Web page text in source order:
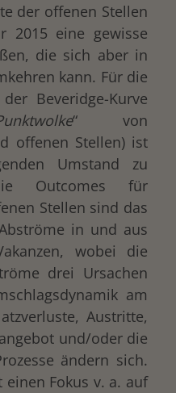
der offenen Stellen
2015 eine gewisse
die sich aber in
kann. Für die
Beveridge-Kurve
“ von
offenen Stellen) ist
Umstand zu
Outcomes für
Stellen sind das
in und aus
wobei die
drei Ursachen
am
Austritte,
und/oder die
ändern sich.
einen Fokus v. a. auf